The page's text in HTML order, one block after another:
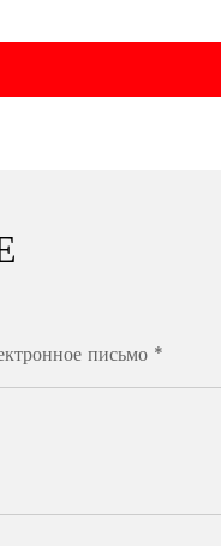
письмо *